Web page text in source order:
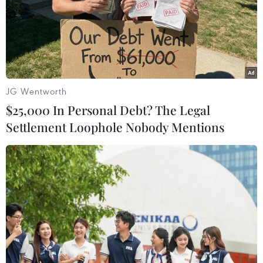
06/08/2026 14:03
BIDV chốt ngày chia 498 triệu cổ
phiếu, tăng vốn điều lệ lên 77.783 tỷ
đồng
đạt 1% GDP vào năm 2030
06/08/2026 10:23
NAPAS, BIDV và Weixin Pay mở rộng
thanh toán QR Việt Nam-Trung
Quốc
JG Wentworth
$25,000 In Personal Debt? The Legal
Settlement Loophole Nobody Mentions